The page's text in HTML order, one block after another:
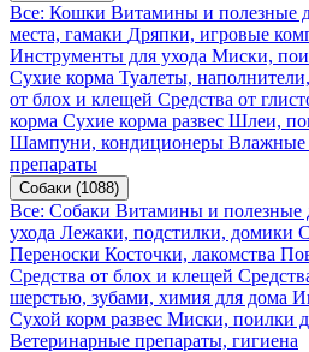
Все: Кошки Витамины и полезные
места, гамаки Дряпки, игровые
Инструменты для ухода Миски,
Сухие корма Туалеты,
от блох и клещей Средства от
корма Сухие корма развес Шлеи,
Шампуни, кондиционеры Влажные
препараты
Собаки (1088)
Все: Собаки Витамины и полезные
ухода Лежаки, подстилки, домики
Переноски Косточки, лакомства
Средства от блох и клещей
шерстью, зубами, химия для дома
Сухой корм развес Миски, поилки
Ветеринарные препараты, гигиена